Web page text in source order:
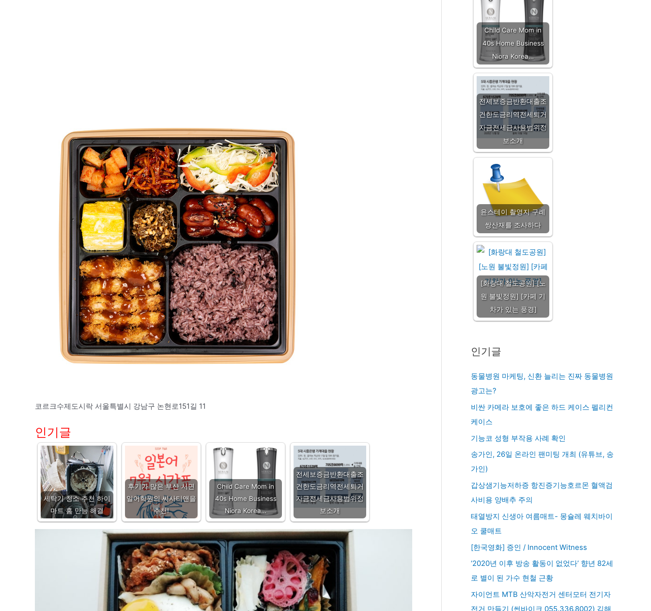
코르크수제도시락 서울특별시 강남구 논현로151길 11
인기글
세탁기 청소 추천 하이
마트 홈 만능 해결
후기가 많은 부산 서면
일어학원의 씨사티앤을
추천!
Child Care Mom in
40s Home Business
Niora Korea…
전세보증금반환대출조
건한도금리역전세퇴거
자금전세금사용범위정
보소개
Child Care Mom in
40s Home Business
Niora Korea…
전세보증금반환대출조
건한도금리역전세퇴거
자금전세금사용범위정
보소개
윤스테이 촬영지 구례
쌍산재를 조사하다
[화랑대 철도공원] [노
원 불빛정원] [카페 기
차가 있는 풍경]
인기글
동물병원 마케팅, 신환 늘리는 진짜 동물병원
광고는?
비싼 카메라 보호에 좋은 하드 케이스 펠리컨
케이스
기능코 성형 부작용 사례 확인
송가인, 26일 온라인 팬미팅 개최 (유튜브, 송
가인)
갑상샘기능저하증 항진증기능호르몬 혈액검
사비용 양배추 주의
태열방지 신생아 여름매트- 몽슐레 웨치바이
오 쿨매트
[한국영화] 증인 / Innocent Witness
‘2020년 이후 방송 활동이 없었다’ 향년 82세
로 별이 된 가수 현철 근황
자이언트 MTB 산악자전거 센터모터 전기자
전거 만들기 (썬바이크 055.336.8002) 김해